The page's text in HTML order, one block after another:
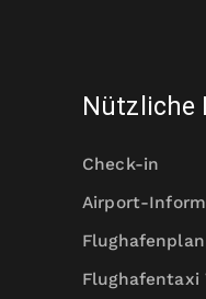
Nützliche
Check-in
Airport-
Flughafenplan
Flughafentaxi